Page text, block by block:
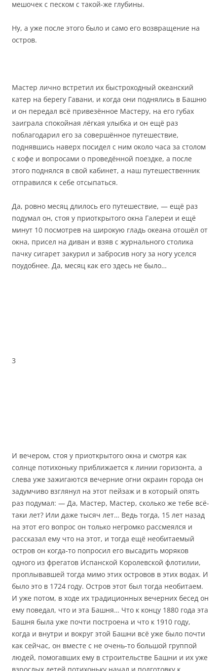
мешочек с песком с такой-же глубины.
Ну, а уже после этого было и само его возвращение на
остров.
Мастер лично встретил их быстроходный океанский
катер на берегу Гавани, и когда они поднялись в Башню
и он передал всё привезённое Мастеру, на его губах
заиграла спокойная лёгкая улыбка и он ещё раз
поблагодарил его за совершённое путешествие,
поднявшись наверх посидел с ним около часа за столом
с кофе и вопросами о проведённой поездке, а после
этого поднялся в свой кабинет, а наш путешественник
отправился к себе отсыпаться.
Да, ровно месяц длилось его путешествие, — ещё раз
подумал он, стоя у приоткрытого окна Галереи и ещё
минут 10 посмотрев на широкую гладь океана отошёл от
окна, присел на диван и взяв с журнального столика
пачку сигарет закурил и забросив ногу за ногу уселся
поудобнее. Да, месяц как его здесь не было…
3
И вечером, стоя у приоткрытого окна и смотря как
солнце потихоньку приближается к линии горизонта, а
слева уже зажигаются вечерние огни окраин города он
задумчиво взглянул на этот пейзаж и в который опять
раз подумал: — Да, Мастер, Мастер, сколько же тебе всё-
таки лет? Или даже тысяч лет… Ведь тогда, 15 лет назад
на этот его вопрос он только негромко рассмеялся и
рассказал ему что на этот, и тогда ещё необитаемый
остров он когда-то попросил его высадить моряков
одного из фрегатов Испанской Королевской флотилии,
проплывавшей тогда мимо этих островов в этих водах. И
было это в 1724 году. Остров этот был тогда необитаем.
И уже потом, в ходе их традиционных вечерних бесед он
ему поведал, что и эта Башня… Что к концу 1880 года эта
Башня была уже почти построена и что к 1910 году,
когда и внутри и вокруг этой Башни всё уже было почти
как сейчас, он вместе с не очень-то большой группой
людей, помогавших ему в строительстве Башни и их уже